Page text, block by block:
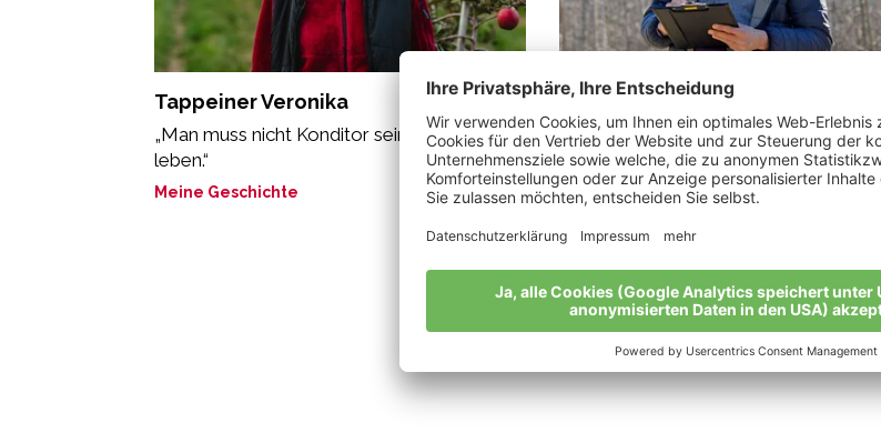
Tappeiner Veronika
„Man muss nicht Konditor sein, um süß zu
leben.“
Meine Geschichte
Graiss Wolfgang
„Bio ist mein Paradies auf Erden.“
Meine Geschichte
Alle Bio-Bauern im Überblick